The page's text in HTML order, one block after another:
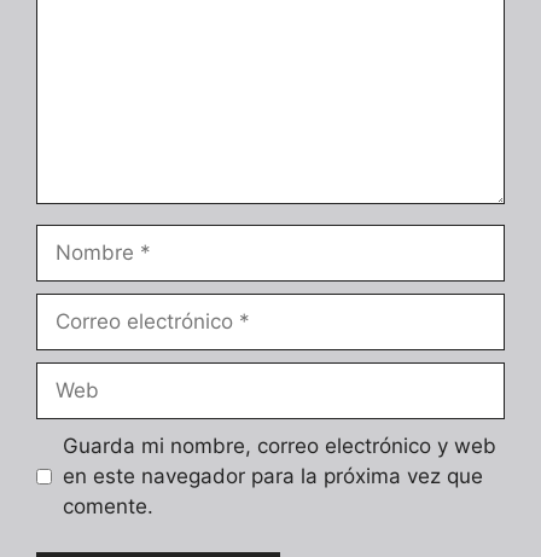
electrónico
Guarda mi nombre, correo electrónico y web
en este navegador para la próxima vez que
comente.